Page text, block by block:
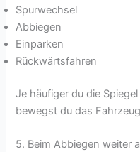
Spurwechsel
Abbiegen
Einparken
Rückwärtsfahren
Je häufiger du die
bewegst du das
5. Beim Abbiegen weiter